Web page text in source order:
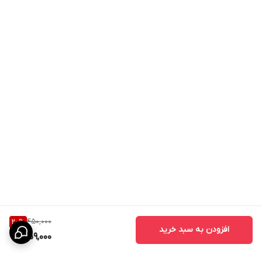
450,000
20%
359,000
افزودن به سبد خرید